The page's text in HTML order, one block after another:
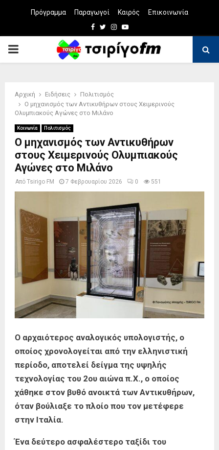
Πρόγραμμα Παραγωγοί Καιρός
Επικοινωνία
Facebook
TwitterInstagram
Youtube
PRIMARY
Αρχική Ειδήσεις
Πολιτισμός
Ο μηχανισμός των Αντικυθήρων στους Χειμερινούς
Oλυμπιακούς Αγώνες στο Μιλάνο
Κοινωνία Πολιτισμός
Ο μηχανισμός των Αντικυθήρων
στους Χειμερινούς Oλυμπιακούς
Αγώνες στο Μιλάνο
Από Tsirigo FM 7 Φεβρουαρίου 2026 0 551
Ο αρχαιότερος αναλογικός υπολογιστής, ο
οποίος χρονολογείται από την ελληνιστική
περίοδο, αποτελεί δείγμα της υψηλής
τεχνολογίας του 2ου αιώνα π.Χ., ο οποίος
χάθηκε στον βυθό ανοικτά των Αντικυθήρων,
όταν βούλιαξε το πλοίο που τον μετέφερε
στην Ιταλία.
Ένα δεύτερο ασφαλέστερο ταξίδι του